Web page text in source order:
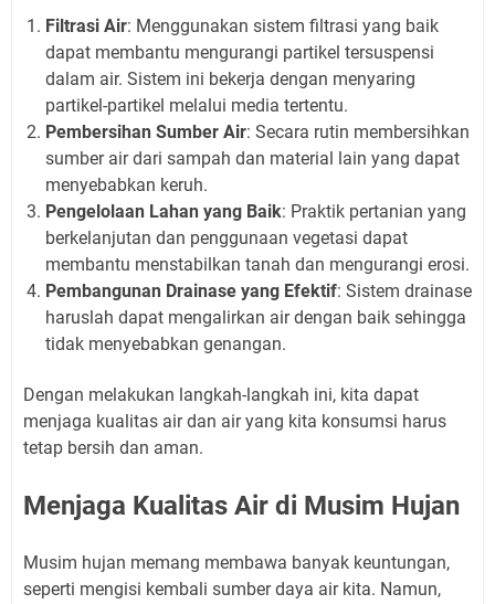
Filtrasi Air: Menggunakan sistem filtrasi yang baik
dapat membantu mengurangi partikel tersuspensi
dalam air. Sistem ini bekerja dengan menyaring
partikel-partikel melalui media tertentu.
Pembersihan Sumber Air: Secara rutin membersihkan
sumber air dari sampah dan material lain yang dapat
menyebabkan keruh.
Pengelolaan Lahan yang Baik: Praktik pertanian yang
berkelanjutan dan penggunaan vegetasi dapat
membantu menstabilkan tanah dan mengurangi erosi.
Pembangunan Drainase yang Efektif: Sistem drainase
haruslah dapat mengalirkan air dengan baik sehingga
tidak menyebabkan genangan.
Dengan melakukan langkah-langkah ini, kita dapat
menjaga kualitas air dan air yang kita konsumsi harus
tetap bersih dan aman.
Menjaga Kualitas Air di Musim Hujan
Musim hujan memang membawa banyak keuntungan,
seperti mengisi kembali sumber daya air kita. Namun,